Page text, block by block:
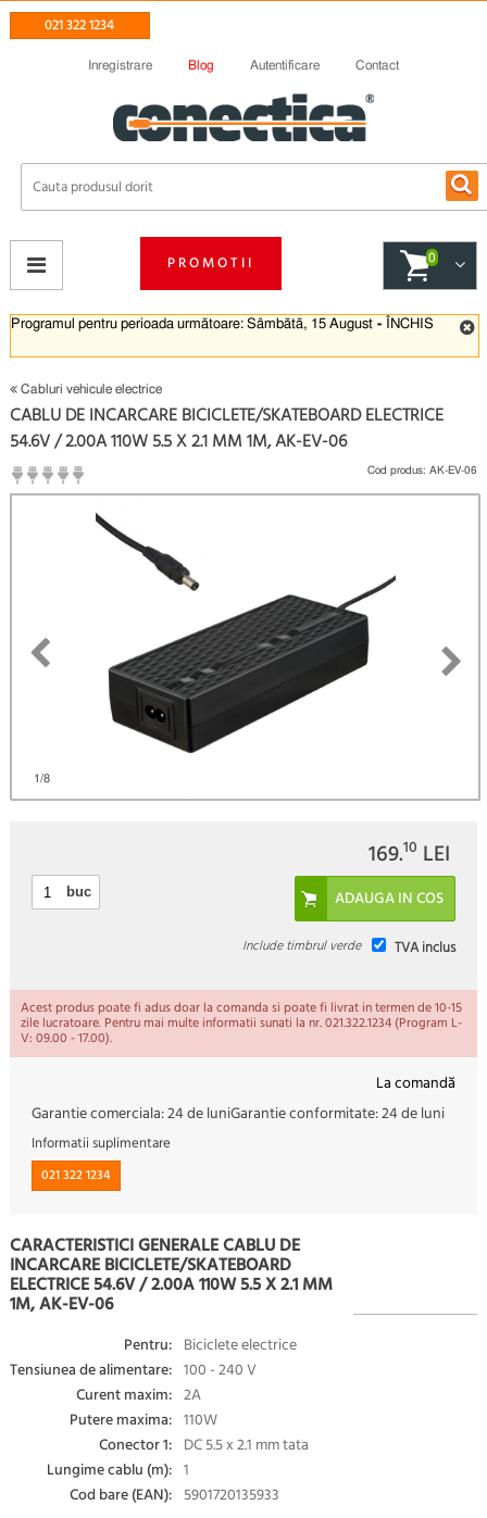
021 322 1234
Inregistrare Blog Autentificare Contact
Programul pentru perioada următoare: Sâmbătă, 15 August - ÎNCHIS
PROMOTII 0
Cabluri vehicule electrice
1/8
CABLU DE INCARCARE BICICLETE/SKATEBOARD ELECTRICE
54.6V / 2.00A 110W 5.5 X 2.1 MM 1M, AK-EV-06
Cod produs: AK-EV-06
169.10 LEI
buc
TVA inclus
Include timbrul verde
Acest produs poate fi adus doar la comanda si poate fi livrat in termen de 10-15
zile lucratoare. Pentru mai multe informatii sunati la nr. 021.322.1234 (Program L-
V: 09.00 - 17.00).
La comandă
Garantie comerciala:24 de luniGarantie conformitate:24 de luni
Informatii suplimentare
021 322 1234
CARACTERISTICI GENERALE CABLU DE
INCARCARE BICICLETE/SKATEBOARD
ELECTRICE 54.6V / 2.00A 110W 5.5 X 2.1 MM
1M, AK-EV-06
Pentru: Biciclete electrice
Tensiunea de alimentare: 100 - 240 V
Curent maxim: 2A
Putere maxima: 110W
Conector 1: DC 5.5 x 2.1 mm tata
Lungime cablu (m): 1
Cod bare (EAN): 5901720135933